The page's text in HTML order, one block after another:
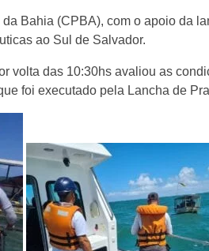
Bahia (CPBA), com o apoio da
ao Sul de Salvador.
volta das 10:30hs avaliou as
foi executado pela Lancha de